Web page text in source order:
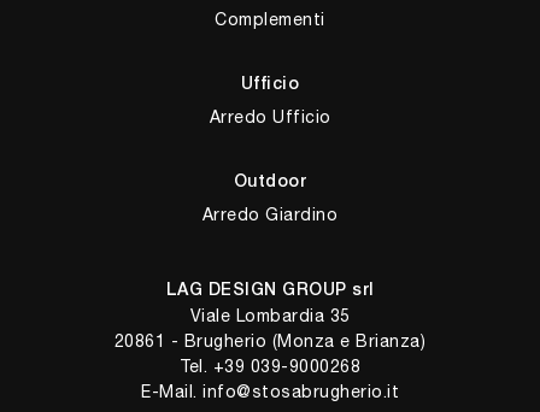
Complementi
Ufficio
Arredo Ufficio
Outdoor
Arredo Giardino
LAG DESIGN GROUP srl
Viale Lombardia 35
20861 - Brugherio (Monza e Brianza)
Tel. +39 039-9000268
E-Mail. info@stosabrugherio.it